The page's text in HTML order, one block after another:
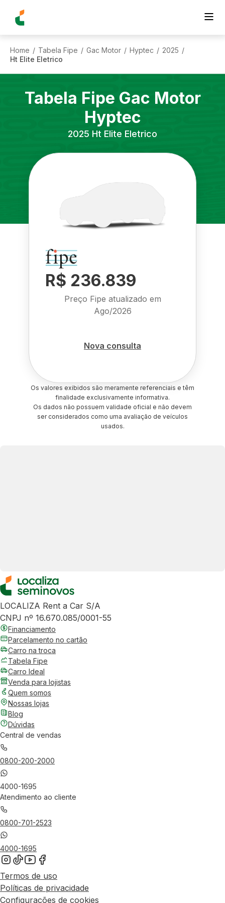
Home / Tabela Fipe / Gac Motor / Hyptec / 2025 /
Ht Elite Eletrico
Tabela Fipe Gac Motor
Hyptec
2025 Ht Elite Eletrico
R$ 236.839
Preço Fipe atualizado em
Ago/2026
Nova consulta
Os valores exibidos são meramente referenciais e têm
finalidade exclusivamente informativa.
Os dados não possuem validade oficial e não devem
ser considerados como uma avaliação de veículos
usados.
LOCALIZA Rent a Car S/A
CNPJ nº 16.670.085/0001-55
Financiamento
Parcelamento no cartão
Carro na troca
Tabela Fipe
Carro Ideal
Venda para lojistas
Quem somos
Nossas lojas
Blog
Dúvidas
Central de vendas
0800-200-2000
4000-1695
Atendimento ao cliente
0800-701-2523
4000-1695
Termos de uso
Políticas de privacidade
Configurações de cookies